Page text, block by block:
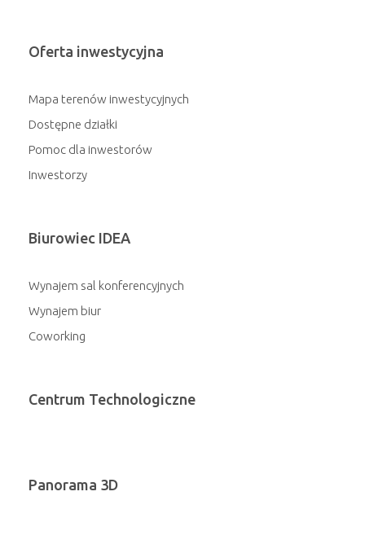
Oferta inwestycyjna
Mapa terenów inwestycyjnych
Dostępne działki
Pomoc dla inwestorów
Inwestorzy
Biurowiec IDEA
Wynajem sal konferencyjnych
Wynajem biur
Coworking
Centrum Technologiczne
Panorama 3D